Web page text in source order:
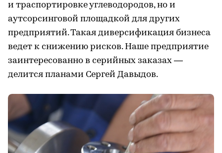
и траспортировке углеводородов, но и
аутсорсинговой площадкой для других
предприятий. Такая диверсификация бизнеса
ведет к снижению рисков. Наше предприятие
заинтересованно в серийных заказах —
делится планами Сергей Давыдов.